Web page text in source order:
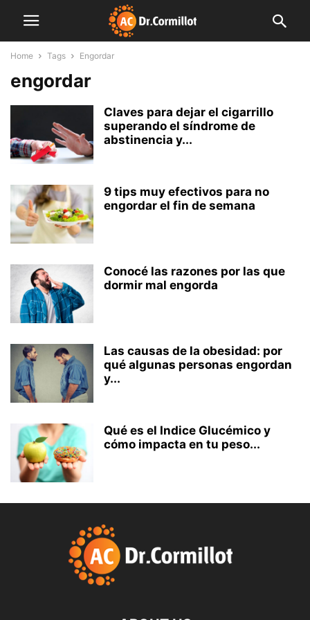
Home Tags Engordar
engordar
Claves para dejar el cigarrillo
superando el síndrome de
abstinencia y...
9 tips muy efectivos para no
engordar el fin de semana
Conocé las razones por las que
dormir mal engorda
Las causas de la obesidad: por
qué algunas personas engordan
y...
Qué es el Indice Glucémico y
cómo impacta en tu peso...